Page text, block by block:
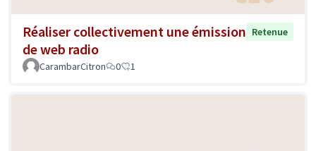
Réaliser collectivement une émission
de web radio
Retenue
CarambarCitron 0 1